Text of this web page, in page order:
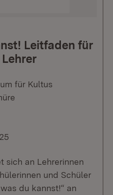
Leitfaden für
für Kultus
sich an Lehrerinnen
und Schüler
du kannst!“ an